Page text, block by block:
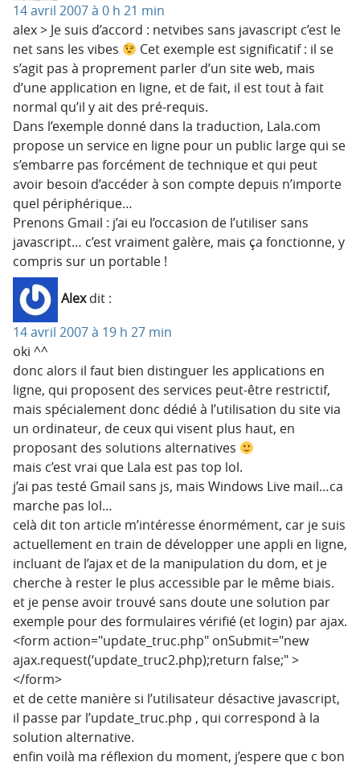
14 avril 2007 à 0 h 21 min
alex > Je suis d’accord : netvibes sans javascript c’est le
net sans les vibes
Cet exemple est significatif : il se
s’agit pas à proprement parler d’un site web, mais
d’une application en ligne, et de fait, il est tout à fait
normal qu’il y ait des pré-requis.
Dans l’exemple donné dans la traduction, Lala.com
propose un service en ligne pour un public large qui se
s’embarre pas forcément de technique et qui peut
avoir besoin d’accéder à son compte depuis n’importe
quel périphérique…
Prenons Gmail : j’ai eu l’occasion de l’utiliser sans
javascript… c’est vraiment galère, mais ça fonctionne, y
compris sur un portable !
Alex dit :
14 avril 2007 à 19 h 27 min
oki ^^
donc alors il faut bien distinguer les applications en
ligne, qui proposent des services peut-être restrictif,
mais spécialement donc dédié à l’utilisation du site via
un ordinateur, de ceux qui visent plus haut, en
proposant des solutions alternatives
mais c’est vrai que Lala est pas top lol.
j’ai pas testé Gmail sans js, mais Windows Live mail…ca
marche pas lol…
celà dit ton article m’intéresse énormément, car je suis
actuellement en train de développer une appli en ligne,
incluant de l’ajax et de la manipulation du dom, et je
cherche à rester le plus accessible par le même biais.
et je pense avoir trouvé sans doute une solution par
exemple pour des formulaires vérifié (et login) par ajax.
<form action="update_truc.php" onSubmit="new
ajax.request(‘update_truc2.php);return false;" >
</form>
et de cette manière si l’utilisateur désactive javascript,
il passe par l’update_truc.php , qui correspond à la
solution alternative.
enfin voilà ma réflexion du moment, j’espere que c bon